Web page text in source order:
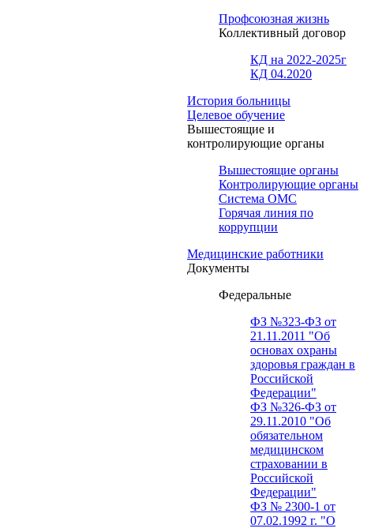
Профсоюзная жизнь
Коллективный договор
КД на 2022-2025г
КД 04.2020
История больницы
Целевое обучение
Вышестоящие и
контролирующие органы
Вышестоящие органы
Контролирующие органы
Система ОМС
Горячая линия по
коррупции
Медицинские работники
Документы
Федеральные
ФЗ №323-ФЗ от
21.11.2011 "Об
основах охраны
здоровья граждан в
Российской
Федерации"
ФЗ №326-ФЗ от
29.11.2010 "Об
обязательном
медицинском
страховании в
Российской
Федерации"
ФЗ № 2300-1 от
07.02.1992 г. "О